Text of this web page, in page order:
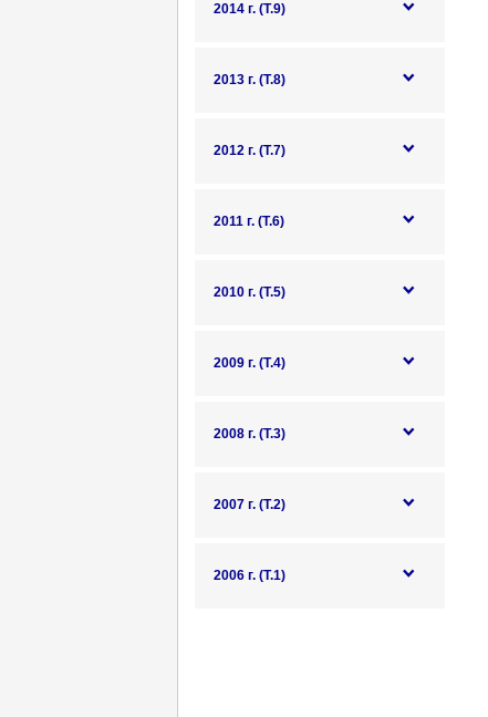
2014 г. (Т.9)
2013 г. (Т.8)
2012 г. (Т.7)
2011 г. (Т.6)
2010 г. (Т.5)
2009 г. (Т.4)
2008 г. (Т.3)
2007 г. (Т.2)
2006 г. (Т.1)